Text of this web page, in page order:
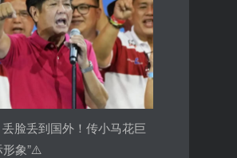
脸丢到国外！传小马花巨
形象”⚠️